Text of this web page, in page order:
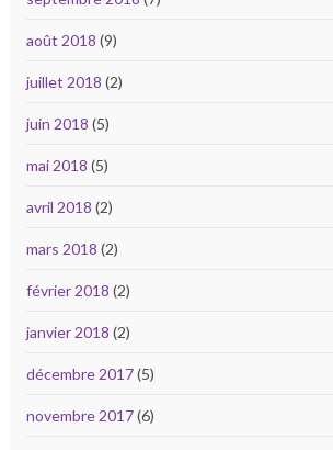
août 2018 (9)
juillet 2018 (2)
juin 2018 (5)
mai 2018 (5)
avril 2018 (2)
mars 2018 (2)
février 2018 (2)
janvier 2018 (2)
décembre 2017(5)
novembre 2017(6)